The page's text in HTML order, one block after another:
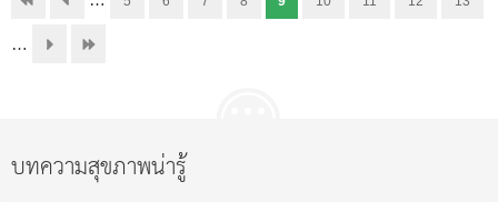
…
บทความสุขภาพน่ารู้